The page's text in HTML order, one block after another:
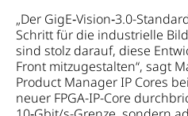
„Der GigE‑Vision‑3.0-
Schritt für die industrielle
sind stolz darauf, diese
Front mitzugestalten“, sagt
Product Manager IP Cores
neuer FPGA-IP-Core